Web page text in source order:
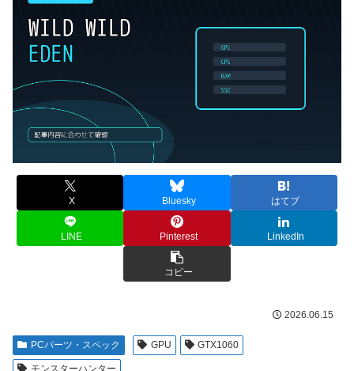
X Bluesky はてブ
LINE Pinterest LinkedIn
コピー
2026.06.15
PCパーツ・スペック GPU GTX1060
モンスターハンター